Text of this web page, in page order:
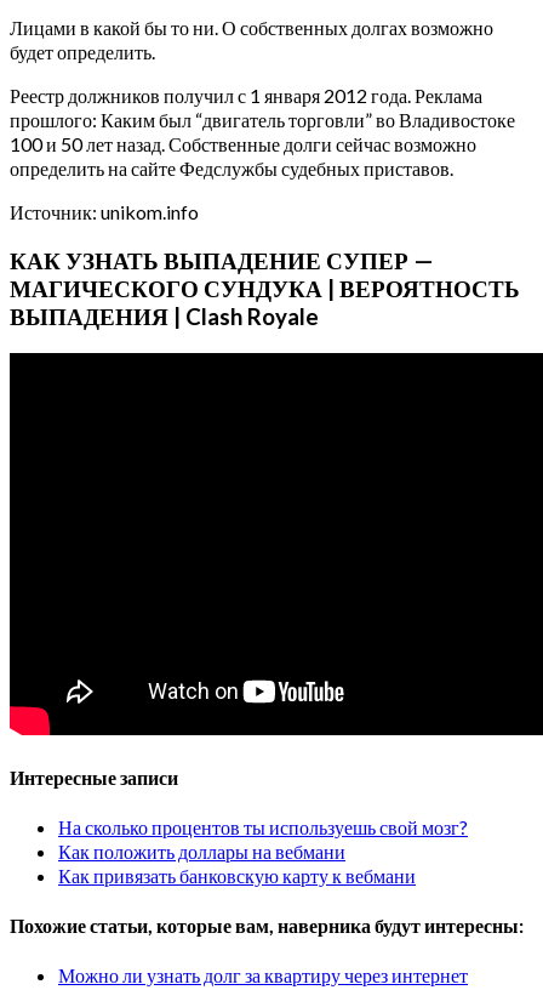
Лицами в какой бы то ни. О собственных долгах возможно
будет определить.
Реестр должников получил с 1 января 2012 года. Реклама
прошлого: Каким был “двигатель торговли” во Владивостоке
100 и 50 лет назад. Собственные долги сейчас возможно
определить на сайте Федслужбы судебных приставов.
Источник: unikom.info
КАК УЗНАТЬ ВЫПАДЕНИЕ СУПЕР —
МАГИЧЕСКОГО СУНДУКА | ВЕРОЯТНОСТЬ
ВЫПАДЕНИЯ | Clash Royale
Интересные записи
На сколько процентов ты используешь свой мозг?
Как положить доллары на вебмани
Как привязать банковскую карту к вебмани
Похожие статьи, которые вам, наверника будут интересны:
Можно ли узнать долг за квартиру через интернет